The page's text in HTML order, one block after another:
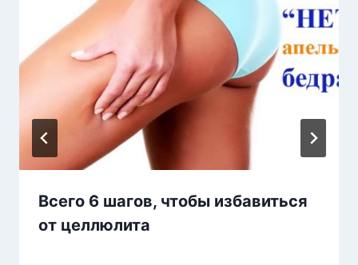
Всего 6 шагов, чтобы избавиться
от целлюлита